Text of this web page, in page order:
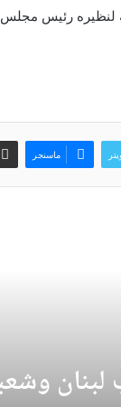
لنظيره رئيس
ماسنجر
لبنان